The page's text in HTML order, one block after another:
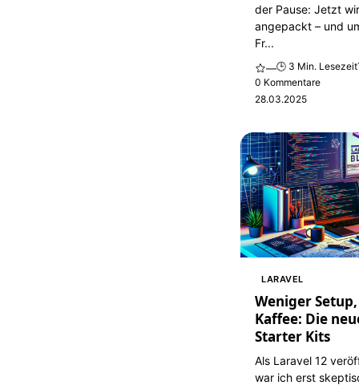
der Pause: Jetzt
angepackt – und
Fr...
—🕒 3 Min. Lesezeit
0 Kommentare
28.03.2025
LARAVEL
Weniger
Kaffee: Die
Starter Kits
Als Laravel 12
war ich erst